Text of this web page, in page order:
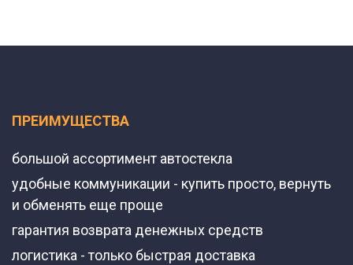
ПРЕИМУЩЕСТВА
большой ассортимент автостекла
удобные коммуникации - купить просто, вернуть
и обменять еще проще
гарантия возврата денежных средств
логистика - только быстрая доставка